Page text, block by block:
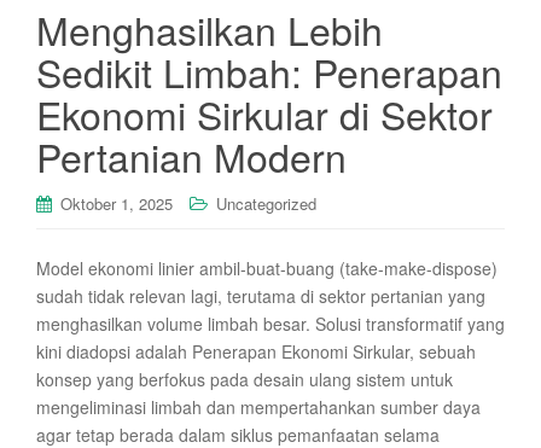
Menghasilkan Lebih
Sedikit Limbah: Penerapan
Ekonomi Sirkular di Sektor
Pertanian Modern
Oktober 1, 2025 Uncategorized
Model ekonomi linier ambil-buat-buang (take-make-dispose)
sudah tidak relevan lagi, terutama di sektor pertanian yang
menghasilkan volume limbah besar. Solusi transformatif yang
kini diadopsi adalah Penerapan Ekonomi Sirkular, sebuah
konsep yang berfokus pada desain ulang sistem untuk
mengeliminasi limbah dan mempertahankan sumber daya
agar tetap berada dalam siklus pemanfaatan selama